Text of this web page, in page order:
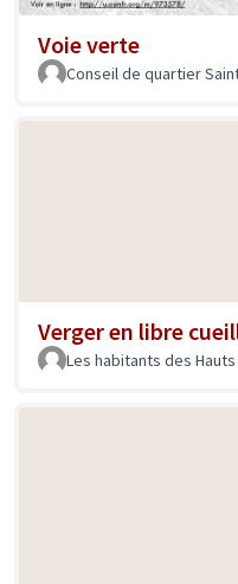
Voie verte
Conseil de quartier
Verger en libre
Les habitants des